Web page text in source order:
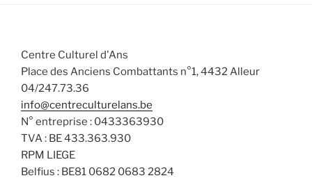
Centre Culturel d'Ans
Place des Anciens Combattants n°1, 4432 Alleur
04/247.73.36
info@centreculturelans.be
N° entreprise : 0433363930
TVA : BE 433.363.930
RPM LIEGE
Belfius : BE81 0682 0683 2824